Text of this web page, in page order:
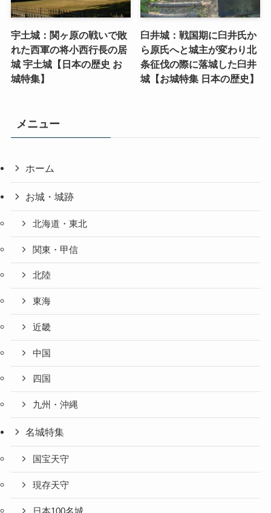
宇土城：関ヶ原の戦いで敗
れた西軍の将小西行長の居
城 宇土城【日本の歴史 お
城特集】
臼井城：戦国期に臼井氏か
ら原氏へと城主が変わり北
条征伐の際に落城した臼井
城【お城特集 日本の歴史】
メニュー
ホーム
お城・城跡
北海道・東北
関東・甲信
北陸
東海
近畿
中国
四国
九州・沖縄
名城特集
国宝天守
現存天守
日本100名城